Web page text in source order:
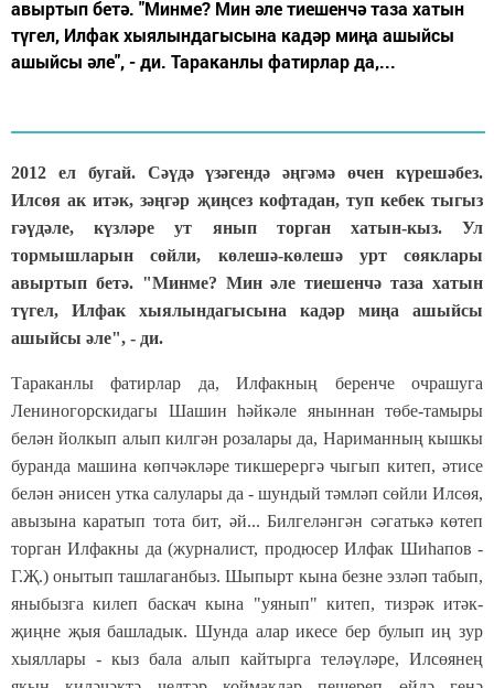
авыртып бетә. "Минме? Мин әле тиешенчә таза хатын
түгел, Илфак хыялындагысына кадәр миңа ашыйсы
ашыйсы әле", - ди. Тараканлы фатирлар да,...
2012 ел бугай. Сәүдә үзәгендә әңгәмә өчен күрешәбез.
Илсөя ак итәк, зәңгәр җиңсез кофтадан, туп кебек тыгыз
гәүдәле, күзләре ут янып торган хатын-кыз. Ул
тормышларын сөйли, көлешә-көлешә урт сөяклары
авыртып бетә. "Минме? Мин әле тиешенчә таза хатын
түгел, Илфак хыялындагысына кадәр миңа ашыйсы
ашыйсы әле", - ди.
Тараканлы фатирлар да, Илфакның беренче очрашуга
Лениногорскидагы Шашин һәйкәле яныннан төбе-тамыры
белән йолкып алып килгән розалары да, Нариманның кышкы
буранда машина көпчәкләре тикшерергә чыгып китеп, әтисе
белән әнисен утка салулары да - шундый тәмләп сөйли Илсөя,
авызына каратып тота бит, әй... Билгеләнгән сәгатькә көтеп
торган Илфакны да (журналист, продюсер Илфак Шиһапов -
Г.Җ.) онытып ташлаганбыз. Шыпырт кына безне эзләп табып,
яныбызга килеп баскач кына "уянып" китеп, тизрәк итәк-
җиңне җыя башладык. Шунда алар икесе бер булып иң зур
хыяллары - кыз бала алып кайтырга теләүләре, Илсөянең